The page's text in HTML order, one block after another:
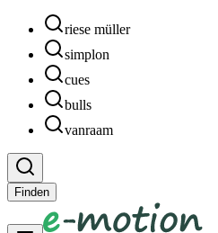
riese müller
simplon
cues
bulls
vanraam
Finden